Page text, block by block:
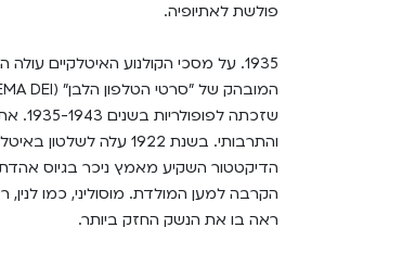
פולשת לאתיופיה.
1935. על מסכי הקולנוע האיטלקיים
והתרבותי. בשנת 1922
הדיקטטור השקיע מאמץ ניכר בגיוס
הקרבה למען המולדת. מוסוליני, כמו
ראה בו את הנשק החזק ביותר.